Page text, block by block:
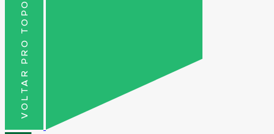
VOLTAR PRO TOPO